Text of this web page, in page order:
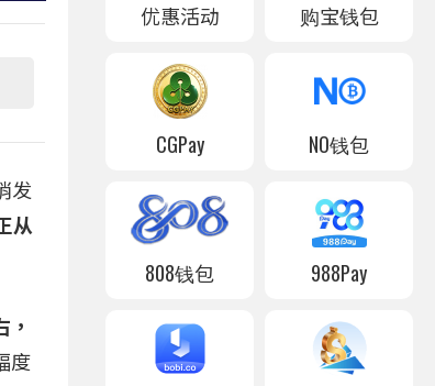
发
从
，
度
优惠活动 购宝钱包
CGPay NO钱包
808钱包 988Pay